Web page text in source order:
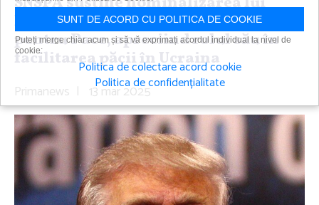
Donald Trump pentru Premiul Nobel
pentru Pace, apreciind rolul său în
facilitarea păcii în Ucraina
Primanews | 13 mar 2025
SUNT DE ACORD CU POLITICA DE COOKIE
Puteți merge chiar acum și să vă exprimați acordul individual la nivel de
cookie:
Politica de colectare acord cookie
Politica de confidențialitate